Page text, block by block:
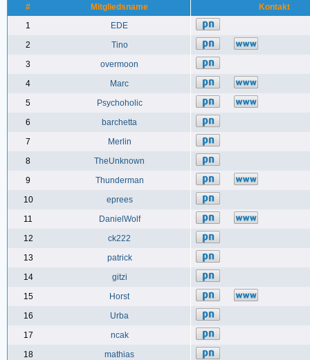
# Mitgliedsname
Kontakt
1
EDE
2
Tino
3
overmoon
4
Marc
5
Psychoholic
6
barchetta
7
Merlin
8
TheUnknown
9
Thunderman
10
eprees
11
DanielWolf
12
ck222
13
patrick
14
gitzi
15
Horst
16
Urba
17
ncak
18
mathias